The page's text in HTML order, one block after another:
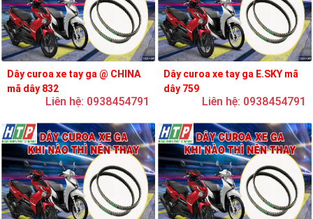
Dây curoa xe tay ga @ CHINA
mã dây 832
Liên hệ: 0938454791
Dây curoa xe tay ga E.SKY mã
dây 759
Liên hệ: 0938454791